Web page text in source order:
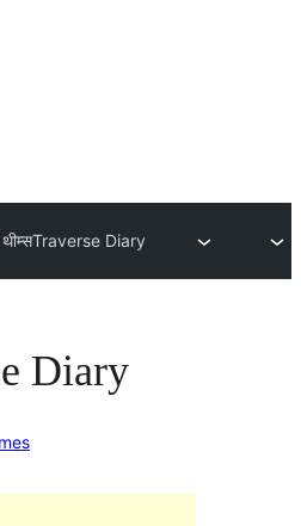
थीम्सTraverse Diary
Diary